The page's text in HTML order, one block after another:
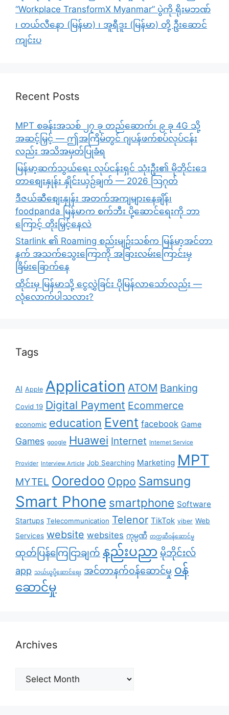
“Workplace TransformX Myanmar” ပွဲကို ရိုးမဘဏ်
၊ တယ်လီနော (မြန်မာ) ၊ အူရီဒူး (မြန်မာ) တို့ ဦးဆောင်
ကျင်းပ
Recent Posts
MPT စခန်းအသစ် ၂၇ ခု တည်ဆောက်၊ ၉ ခု 4G သို့
အဆင့်မြှင့် — ဤအကြိမ်တွင် ဂျပန်ဖက်စပ်လုပ်ငန်း
လည်း အသိအမှတ်ပြုခံရ
မြန်မာ့ဆက်သွယ်ရေး လုပ်ငန်းရှင် သုံးဦး၏ မိုဘိုင်းဒေ
တာစျေးနှုန်း နှိုင်းယှဉ်ချက် — 2026 သြဂုတ်
ဒီဇယ်ဆီစျေးနှုန်း အတက်အကျများနေချိန်၊
foodpanda မြန်မာက စက်ဘီး ပို့ဆောင်ရေးကို ဘာ
ကြောင့် တိုးမြှင့်နေလဲ
Starlink ၏ Roaming စည်းမျဉ်းသစ်က မြန်မာ့အင်တာ
နက် အသက်သွေးကြောကို အခြားလမ်းကြောင်းမှ
ခြိမ်းခြောက်နေ
ထိုင်းမှ မြန်မာသို့ ငွေလွှဲခြင်း ပိုမြန်လာသော်လည်း —
လုံလောက်ပါသလား?
Tags
AI Apple Application ATOM Banking
Covid 19 Digital Payment Ecommerce
economic education Event facebook Game
Games google Huawei Internet Internet Service
Provider Interview Article Job Searching Marketing MPT
MYTEL Ooredoo Oppo Samsung
Smart Phone smartphone Software
Startups Telecommunication Telenor TikTok viber Web
Services website websites ကုမ္ပဏီ တက္ကဆီဝန်ဆောင်မှု
ထုတ်ပြန်ကြေငြာချက် နည်းပညာ မိုဘိုင်းလ်
app သယ်ယူပို့ဆောင်ရေး အင်တာနက်ဝန်ဆောင်မှု ၀န်
ဆောင်မှု
Archives
Archives